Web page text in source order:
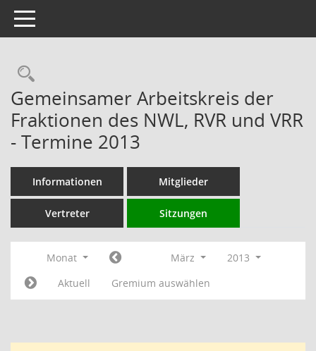
Toggle navigation
Rechercheauswahl
Gemeinsamer Arbeitskreis der
Fraktionen des NWL, RVR und VRR
- Termine 2013
Informationen Mitglieder
Vertreter Sitzungen
Monat März
2013
Aktuell
Gremium auswählen